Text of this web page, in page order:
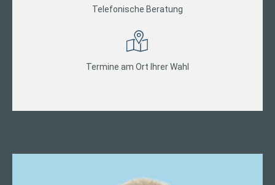
Telefonische Beratung
Termine am Ort Ihrer Wahl